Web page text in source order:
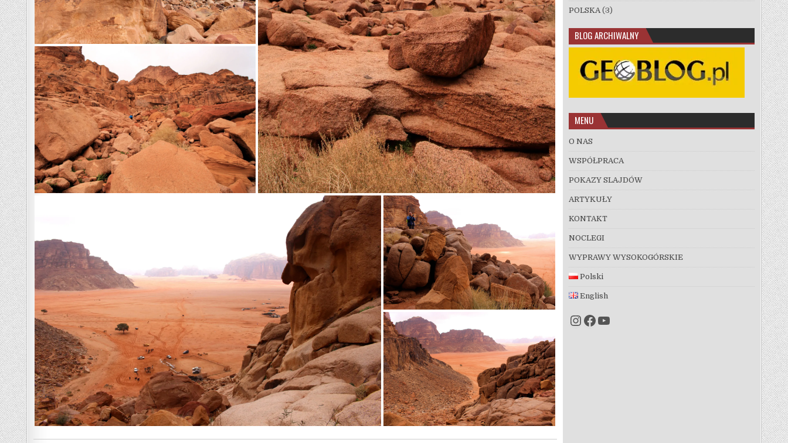
POLSKA (3)
BLOG ARCHIWALNY
MENU
O NAS
WSPÓŁPRACA
POKAZY SLAJDÓW
ARTYKUŁY
KONTAKT
NOCLEGI
WYPRAWY WYSOKOGÓRSKIE
Polski
English
Instagram
Facebook
YouTube